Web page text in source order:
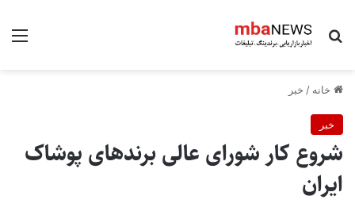
جستجو برای
خانه / خبر
خبر
شروع کار شورای عالی برندهای پوشاک
ایران